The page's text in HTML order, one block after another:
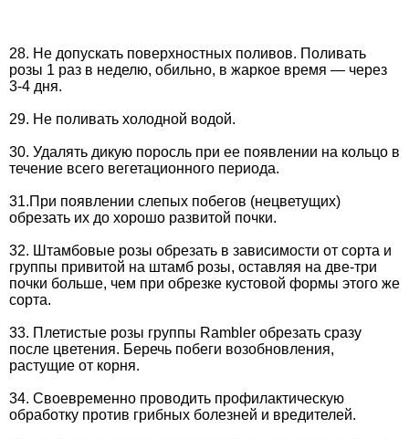
28. Не допускать поверхностных поливов. Поливать
розы 1 раз в неделю, обильно, в жаркое время — через
3-4 дня.
29. Не поливать холодной водой.
30. Удалять дикую поросль при ее появлении на кольцо в
течение всего вегетационного периода.
31.При появлении слепых побегов (нецветущих)
обрезать их до хорошо развитой почки.
32. Штамбовые розы обрезать в зависимости от сорта и
группы привитой на штамб розы, оставляя на две-три
почки больше, чем при обрезке кустовой формы этого же
сорта.
33. Плетистые розы группы Rambler обрезать сразу
после цветения. Беречь побеги возобновления,
растущие от корня.
34. Своевременно проводить профилактическую
обработку против грибных болезней и вредителей.